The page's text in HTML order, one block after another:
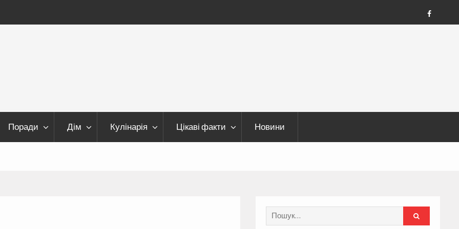
FB
Поради Дім Кулінарія Цікаві факти Новини
Search